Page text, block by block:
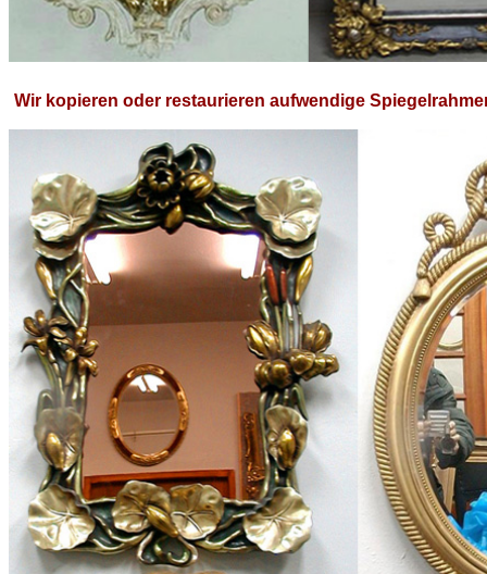
Wir kopieren oder restaurieren aufwendige